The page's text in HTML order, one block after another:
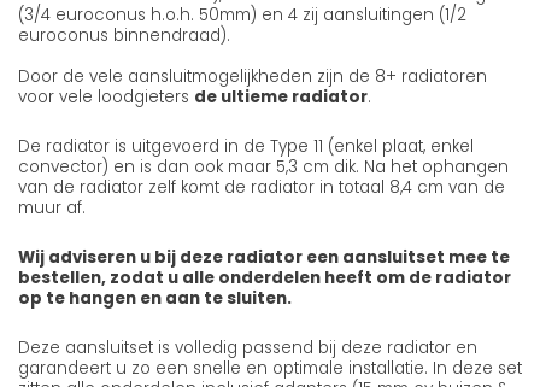
(3/4 euroconus h.o.h. 50mm) en 4 zij aansluitingen (1/2
euroconus binnendraad).
Door de vele aansluitmogelijkheden zijn de 8+ radiatoren
voor vele loodgieters de ultieme radiator.
De radiator is uitgevoerd in de Type 11 (enkel plaat, enkel
convector) en is dan ook maar 5,3 cm dik. Na het ophangen
van de radiator zelf komt de radiator in totaal 8,4 cm van de
muur af.
Wij adviseren u bij deze radiator een aansluitset mee te
bestellen, zodat u alle onderdelen heeft om de radiator
op te hangen en aan te sluiten.
Deze aansluitset is volledig passend bij deze radiator en
garandeert u zo een snelle en optimale installatie. In deze set